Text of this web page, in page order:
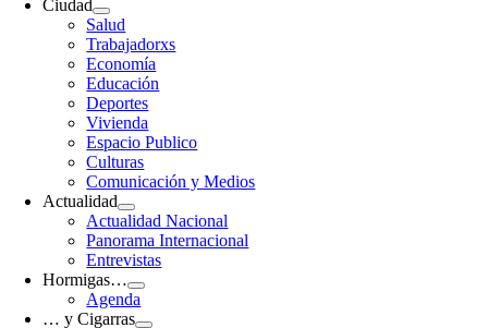
Ciudad
Salud
Trabajadorxs
Economía
Educación
Deportes
Vivienda
Espacio Publico
Culturas
Comunicación y Medios
Actualidad
Actualidad Nacional
Panorama Internacional
Entrevistas
Hormigas…
Agenda
… y Cigarras